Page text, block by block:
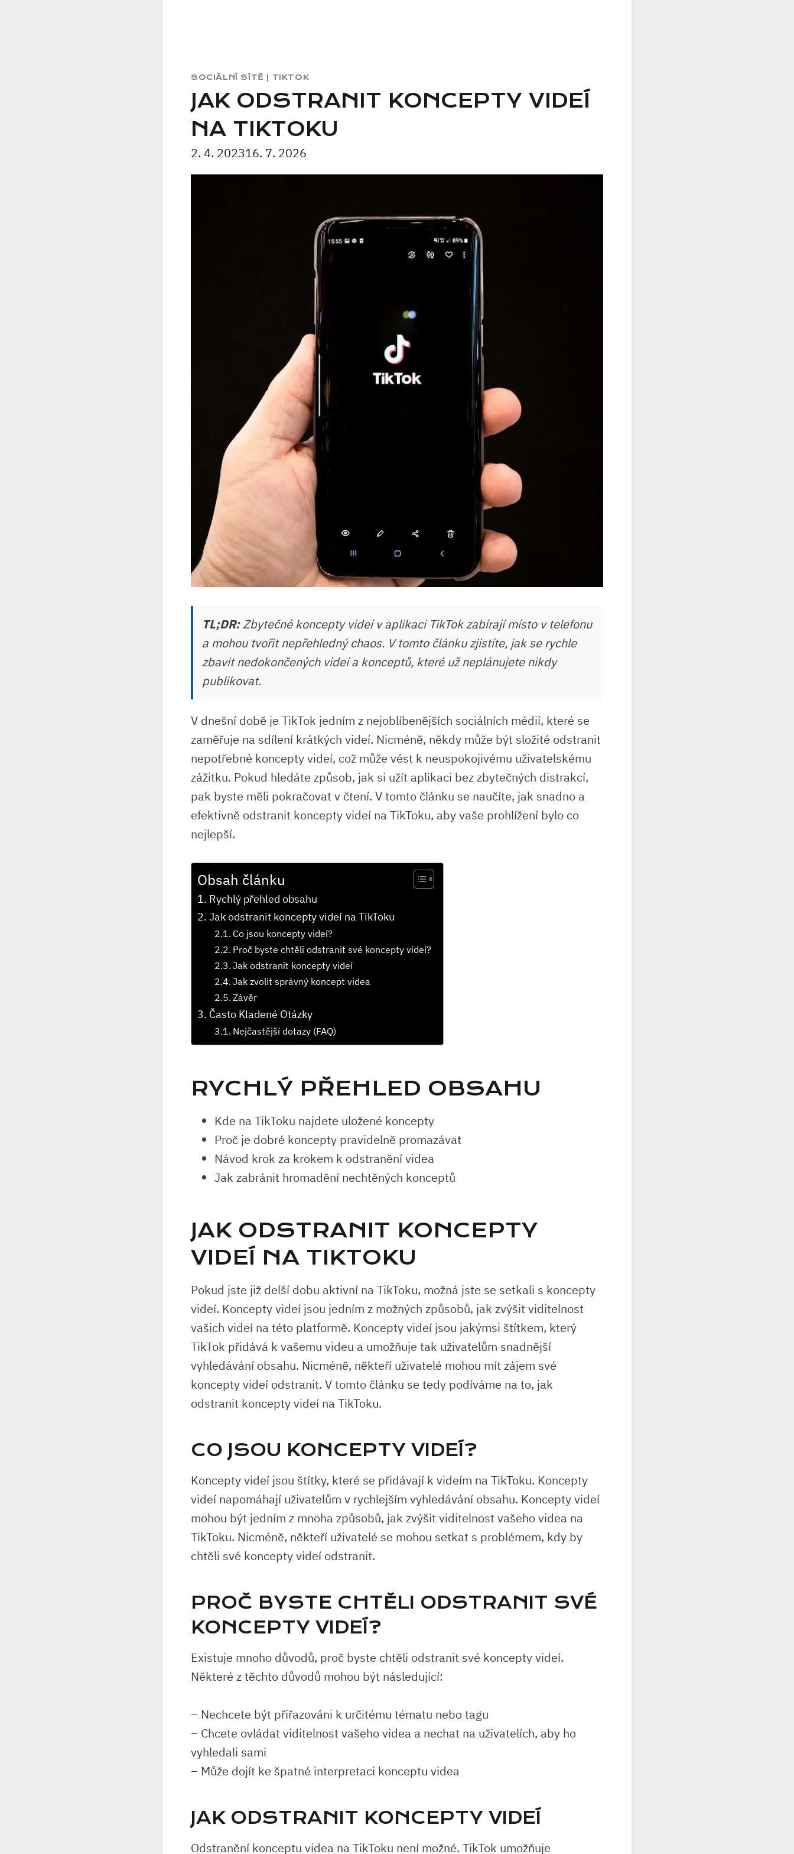
SOCIÁLNÍ SÍTĚ TIKTOK
JAK ODSTRANIT KONCEPTY VIDEÍ
NA TIKTOKU
2. 4. 202316. 7. 2026
TL;DR:Zbytečné koncepty videí v aplikaci TikTok zabírají místo v telefonu
a mohou tvořit nepřehledný chaos. V tomto článku zjistíte, jak se rychle
zbavit nedokončených videí a konceptů, které už neplánujete nikdy
publikovat.
V dnešní době je TikTok jedním z nejoblíbenějších sociálních médií, které se
zaměřuje na sdílení krátkých videí. Nicméně, někdy může být složité odstranit
nepotřebné koncepty videí, což může vést k neuspokojivému uživatelskému
zážitku. Pokud hledáte způsob, jak si užít aplikaci bez zbytečných distrakcí,
pak byste měli pokračovat v čtení. V tomto článku se naučíte, jak snadno a
efektivně odstranit koncepty videí na TikToku, aby vaše prohlížení bylo co
nejlepší.
Obsah článku
Rychlý přehled obsahu
Jak odstranit koncepty videí na TikToku
Co jsou koncepty videí?
Proč byste chtěli odstranit své koncepty videí?
Jak odstranit koncepty videí
Jak zvolit správný koncept videa
Závěr
Často Kladené Otázky
Nejčastější dotazy (FAQ)
RYCHLÝ PŘEHLED OBSAHU
Kde na TikToku najdete uložené koncepty
Proč je dobré koncepty pravidelně promazávat
Návod krok za krokem k odstranění videa
Jak zabránit hromadění nechtěných konceptů
JAK ODSTRANIT KONCEPTY
VIDEÍ NA TIKTOKU
Pokud jste již delší dobu aktivní na TikToku, možná jste se setkali s koncepty
videí. Koncepty videí jsou jedním z možných způsobů, jak zvýšit viditelnost
vašich videí na této platformě. Koncepty videí jsou jakýmsi štítkem, který
TikTok přidává k vašemu videu a umožňuje tak uživatelům snadnější
vyhledávání obsahu. Nicméně, někteří uživatelé mohou mít zájem své
koncepty videí odstranit. V tomto článku se tedy podíváme na to, jak
odstranit koncepty videí na TikToku.
CO JSOU KONCEPTY VIDEÍ?
Koncepty videí jsou štítky, které se přidávají k videím na TikToku. Koncepty
videí napomáhají uživatelům v rychlejším vyhledávání obsahu. Koncepty videí
mohou být jedním z mnoha způsobů, jak zvýšit viditelnost vašeho videa na
TikToku. Nicméně, někteří uživatelé se mohou setkat s problémem, kdy by
chtěli své koncepty videí odstranit.
PROČ BYSTE CHTĚLI ODSTRANIT SVÉ
KONCEPTY VIDEÍ?
Existuje mnoho důvodů, proč byste chtěli odstranit své koncepty videí.
Některé z těchto důvodů mohou být následující:
– Nechcete být přiřazováni k určitému tématu nebo tagu
– Chcete ovládat viditelnost vašeho videa a nechat na uživatelích, aby ho
vyhledali sami
– Může dojít ke špatné interpretaci konceptu videa
JAK ODSTRANIT KONCEPTY VIDEÍ
Odstranění konceptu videa na TikToku není možné. TikTok umožňuje